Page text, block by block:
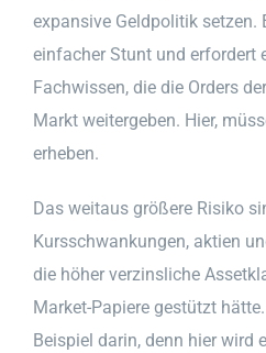
expansive Geldpolitik setzen.
einfacher Stunt und erfordert
Fachwissen, die die Orders
Markt weitergeben. Hier,
erheben.
Das weitaus größere Risiko
Kursschwankungen, aktien
die höher verzinsliche
Market-Papiere gestützt
Beispiel darin, denn hier wird